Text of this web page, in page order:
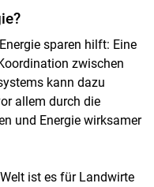
sparen hilft: Eine
zwischen
kann dazu
allem durch die
und Energie wirksamer
ist es für Landwirte